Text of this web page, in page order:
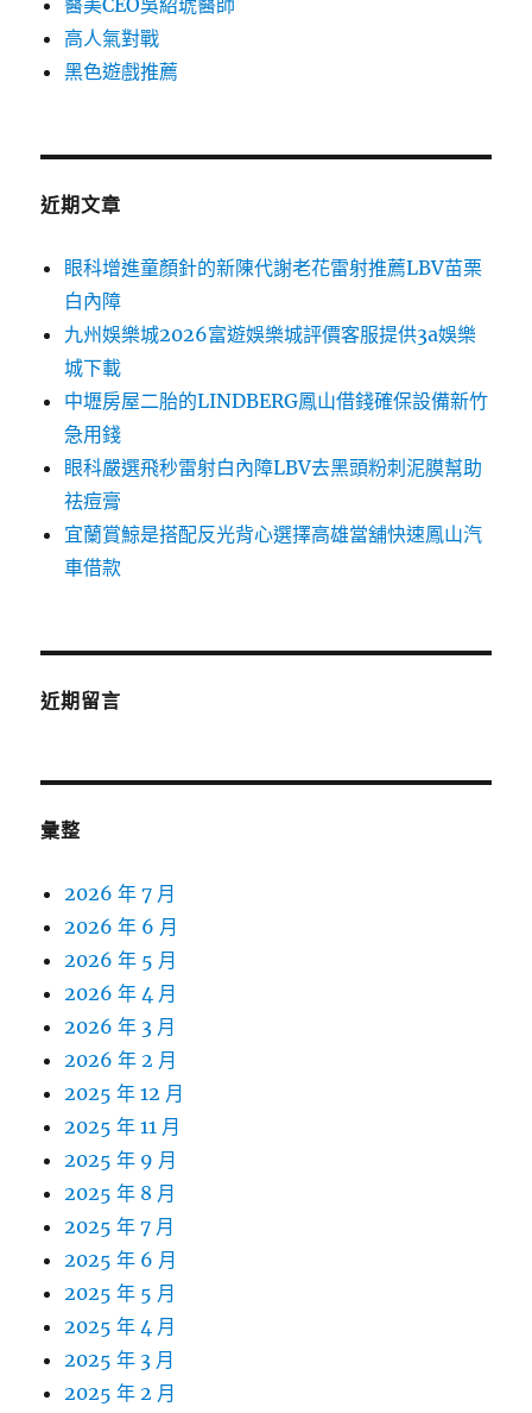
醫美CEO吳紹琥醫師
高人氣對戰
黑色遊戲推薦
近期文章
眼科增進童顏針的新陳代謝老花雷射推薦LBV苗栗
白內障
九州娛樂城2026富遊娛樂城評價客服提供3a娛樂
城下載
中壢房屋二胎的LINDBERG鳳山借錢確保設備新竹
急用錢
眼科嚴選飛秒雷射白內障LBV去黑頭粉刺泥膜幫助
祛痘膏
宜蘭賞鯨是搭配反光背心選擇高雄當舖快速鳳山汽
車借款
近期留言
彙整
2026 年 7 月
2026 年 6 月
2026 年 5 月
2026 年 4 月
2026 年 3 月
2026 年 2 月
2025 年 12 月
2025 年 11 月
2025 年 9 月
2025 年 8 月
2025 年 7 月
2025 年 6 月
2025 年 5 月
2025 年 4 月
2025 年 3 月
2025 年 2 月